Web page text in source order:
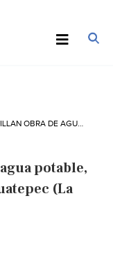
potable,
(La